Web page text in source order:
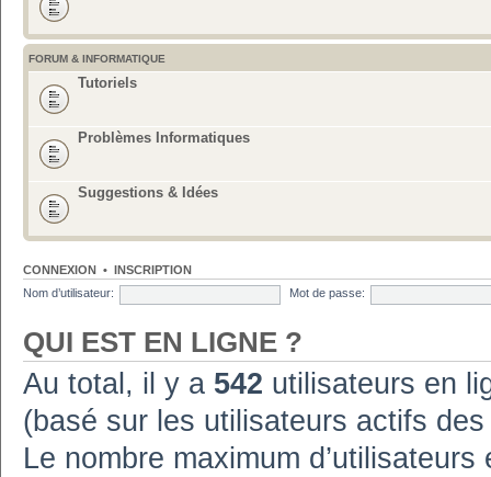
FORUM & INFORMATIQUE
Tutoriels
Problèmes Informatiques
Suggestions & Idées
CONNEXION • INSCRIPTION
Nom d’utilisateur:
Mot de passe:
QUI EST EN LIGNE ?
Au total, il y a 542 utilisateurs en
(basé sur les utilisateurs actifs
Le nombre maximum